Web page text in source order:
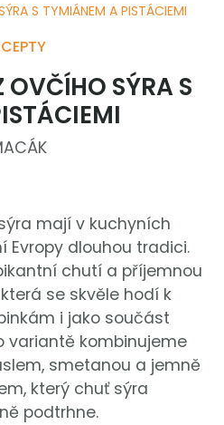
S TYMIÁNEM A PISTÁCIEMI
SÝRA S
mají v kuchyních
Evropy dlouhou tradici.
chutí a příjemnou
se skvěle hodí k
i jako součást
variantě kombinujeme
smetanou a jemně
který chuť sýra
podtrhne.